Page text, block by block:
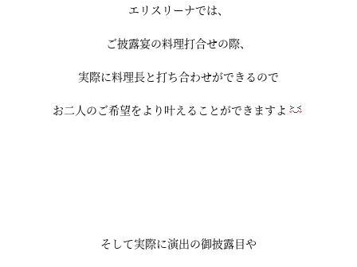
エリスリーナでは、
ご披露宴の料理打合せの際、
実際に料理長と打ち合わせができるので
お二人のご希望をより叶えることができますよ
そして実際に演出の御披露目や